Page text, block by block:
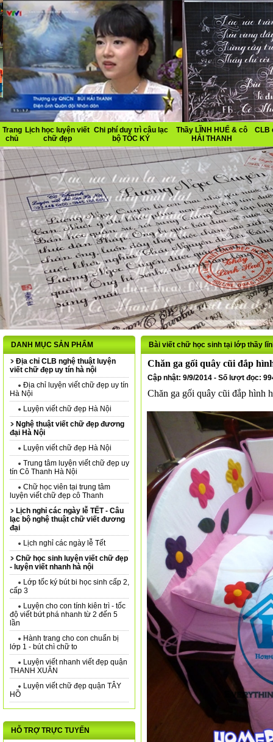
Trang
chủ
Lịch học luyện viết
chữ đẹp
Chi phí duy trì câu lạc
bộ TỐC KÝ
Thầy LĨNH HUẾ & cô
HẢI THANH
CLB
DANH MỤC SẢN PHẨM
Địa chỉ CLB nghệ thuật luyện
viết chữ đẹp uy tín hà nội
Địa chỉ luyện viết chữ đẹp uy tín
Hà Nội
Luyện viết chữ đẹp Hà Nội
Nghệ thuật viết chữ đẹp đương
đại Hà Nội
Luyện viết chữ đẹp Hà Nội
Trung tâm luyện viết chữ đẹp uy
tín Cô Thanh Hà Nội
Chữ học viên tại trung tâm
luyện viết chữ đẹp cô Thanh
Lịch nghỉ các ngày lễ TẾT - Câu
lạc bộ nghệ thuật chữ viết đương
đại
Lịch nghỉ các ngày lễ Tết
Chữ học sinh luyện viết chữ đẹp
- luyện viết nhanh hà nội
Lớp tốc ký bút bi học sinh cấp 2,
cấp 3
Luyện cho con tính kiên trì - tốc
độ viết bứt phá nhanh từ 2 đến 5
lần
Hành trang cho con chuẩn bị
lớp 1 - bút chì chữ to
Luyện viết nhanh viết đẹp quận
THANH XUÂN
Luyện viết chữ đẹp quận TÂY
HỒ
HỖ TRỢ TRỰC TUYẾN
Bài viết chữ học sinh tại lớp thầy
Chăn ga gối quây cũi đắp
Cập nhật: 9/9/2014 - Số lượt đọc:
Chăn ga gối quây cũi đắp hình